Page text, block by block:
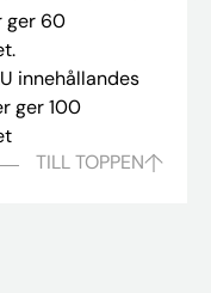
ger 60
innehållandes
ger 100
TILL TOPPEN